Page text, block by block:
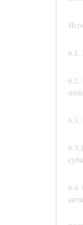
6.1.
6.2.
6.3.
6.4.